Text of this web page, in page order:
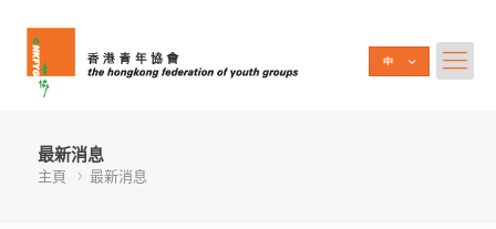
最新消息
主頁 最新消息